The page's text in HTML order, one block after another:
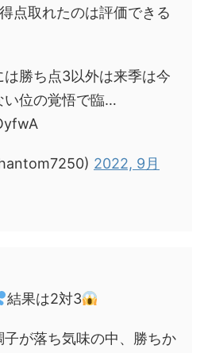
点取れたのは評価できる
勝ち点3以外は来季は今
い位の覚悟で臨…
2022, 9月
結果は2対3
が落ち気味の中、勝ちか